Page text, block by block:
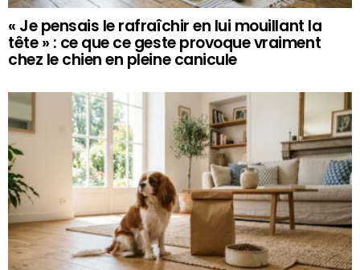
« Je pensais le rafraîchir en lui mouillant la
tête » : ce que ce geste provoque vraiment
chez le chien en pleine canicule